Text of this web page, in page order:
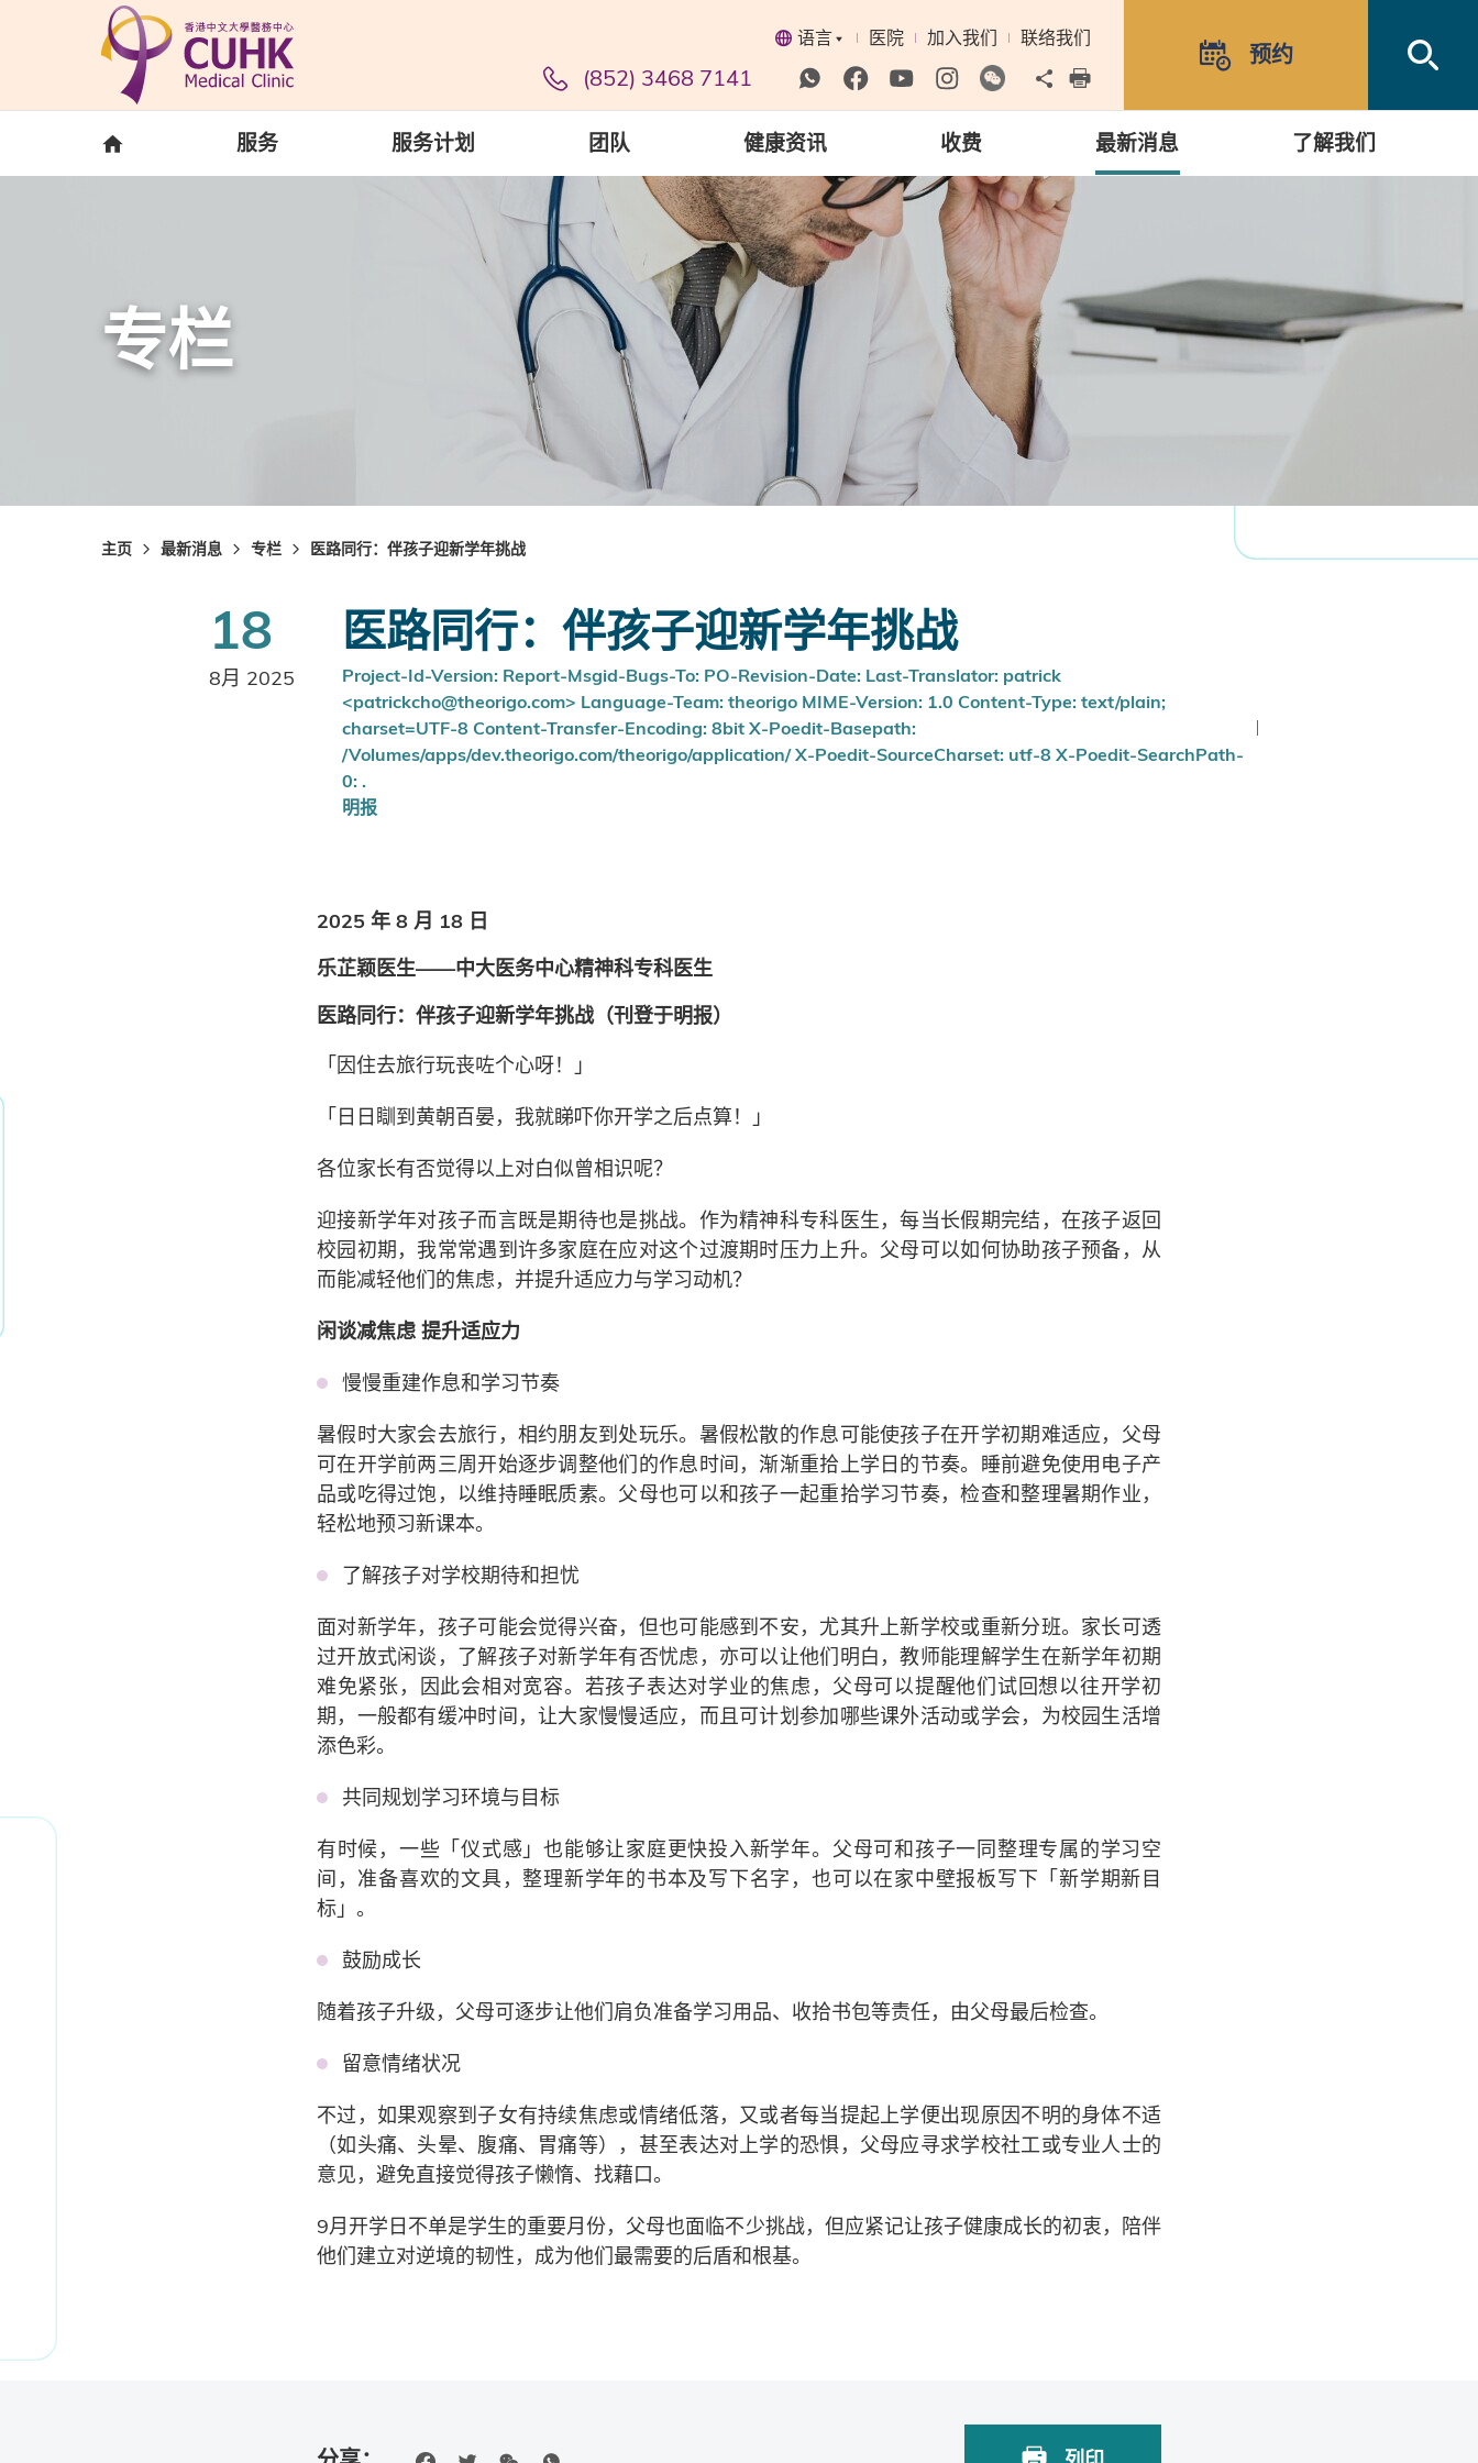
Skip to main content
语言
医院 加入我们 联络我们
(852) 3468 7141 Share toprint
预约
主页 服务 服务计划 团队 健康资讯 收费 最新消息 了解我们
专栏
主页 最新消息 专栏 医路同行：伴孩子迎新学年挑战
18
8月 2025
医路同行：伴孩子迎新学年挑战
Project-Id-Version: Report-Msgid-Bugs-To: PO-Revision-Date: Last-Translator: patrick
<patrickcho@theorigo.com> Language-Team: theorigo MIME-Version: 1.0 Content-Type: text/plain;
charset=UTF-8 Content-Transfer-Encoding: 8bit X-Poedit-Basepath:
/Volumes/apps/dev.theorigo.com/theorigo/application/ X-Poedit-SourceCharset: utf-8 X-Poedit-SearchPath-
0: .
明报
2025 年 8 月 18 日
乐芷颖医生——中大医务中心精神科专科医生
医路同行：伴孩子迎新学年挑战（刊登于明报）
「因住去旅行玩丧咗个心呀！」
「日日瞓到黄朝百晏，我就睇吓你开学之后点算！」
各位家长有否觉得以上对白似曾相识呢？
迎接新学年对孩子而言既是期待也是挑战。作为精神科专科医生，每当长假期完结，在孩子返回
校园初期，我常常遇到许多家庭在应对这个过渡期时压力上升。父母可以如何协助孩子预备，从
而能减轻他们的焦虑，并提升适应力与学习动机？
闲谈减焦虑 提升适应力
慢慢重建作息和学习节奏
暑假时大家会去旅行，相约朋友到处玩乐。暑假松散的作息可能使孩子在开学初期难适应，父母
可在开学前两三周开始逐步调整他们的作息时间，渐渐重拾上学日的节奏。睡前避免使用电子产
品或吃得过饱，以维持睡眠质素。父母也可以和孩子一起重拾学习节奏，检查和整理暑期作业，
轻松地预习新课本。
了解孩子对学校期待和担忧
面对新学年，孩子可能会觉得兴奋，但也可能感到不安，尤其升上新学校或重新分班。家长可透
过开放式闲谈，了解孩子对新学年有否忧虑，亦可以让他们明白，教师能理解学生在新学年初期
难免紧张，因此会相对宽容。若孩子表达对学业的焦虑，父母可以提醒他们试回想以往开学初
期，一般都有缓冲时间，让大家慢慢适应，而且可计划参加哪些课外活动或学会，为校园生活增
添色彩。
共同规划学习环境与目标
有时候，一些「仪式感」也能够让家庭更快投入新学年。父母可和孩子一同整理专属的学习空
间，准备喜欢的文具，整理新学年的书本及写下名字，也可以在家中壁报板写下「新学期新目
标」。
鼓励成长
随着孩子升级，父母可逐步让他们肩负准备学习用品、收拾书包等责任，由父母最后检查。
留意情绪状况
不过，如果观察到子女有持续焦虑或情绪低落，又或者每当提起上学便出现原因不明的身体不适
（如头痛、头晕、腹痛、胃痛等），甚至表达对上学的恐惧，父母应寻求学校社工或专业人士的
意见，避免直接觉得孩子懒惰、找藉口。
9月开学日不单是学生的重要月份，父母也面临不少挑战，但应紧记让孩子健康成长的初衷，陪伴
他们建立对逆境的韧性，成为他们最需要的后盾和根基。